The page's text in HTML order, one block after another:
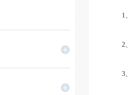
1、
2、叶
3、与